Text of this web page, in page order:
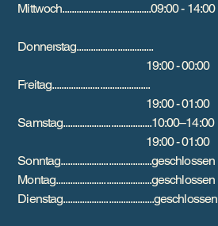
Mittwoch.....................................09:00 - 14:00
Donnerstag................................
19:00 - 00:00
Freitag.........................................
19:00 - 01:00
Samstag.....................................10:00–14:00
19:00 - 01:00
Sonntag......................................geschlossen
Montag........................................geschlossen
Dienstag......................................geschlossen